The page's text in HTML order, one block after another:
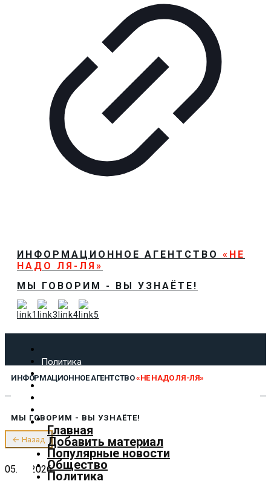
ИНФОРМАЦИОННОЕ АГЕНТСТВО «НЕ
НАДО ЛЯ-ЛЯ»
МЫ ГОВОРИМ - ВЫ УЗНАЁТЕ!
Политика
Экономика
Культура
Предложить новость
О нас
ИНФОРМАЦИОННОЕ АГЕНТСТВО«НЕ НАДО ЛЯ-ЛЯ»
Главная
Добавить материал
Популярные новости
Общество
Политика
МЫ ГОВОРИМ - ВЫ УЗНАЁТЕ!
← Назад
05.03.2026